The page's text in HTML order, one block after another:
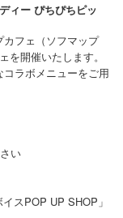
ィー ぴちぴちピッ
フェ（ソフマップ
開催いたします。
ラボメニューをご用
い
スPOP UP SHOP」